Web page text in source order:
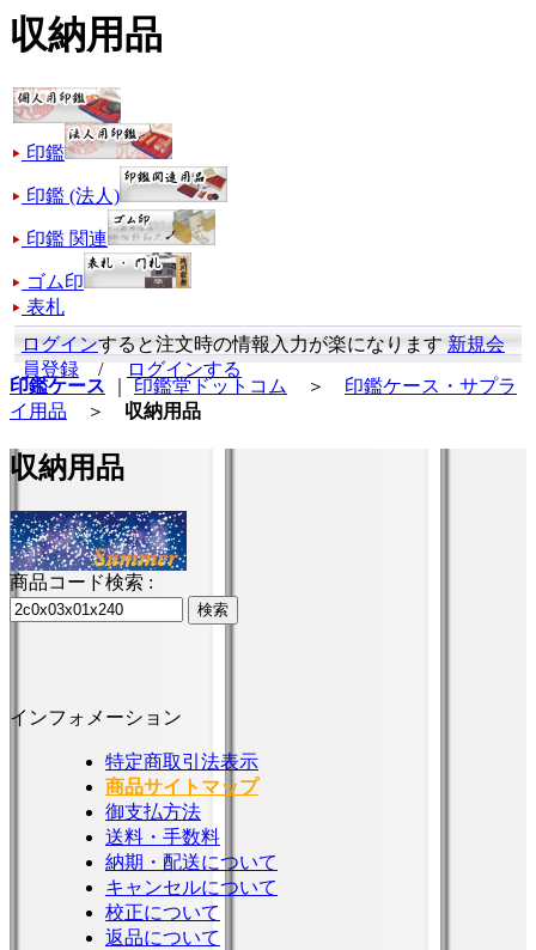
収納用品
印鑑
印鑑 (法人)
印鑑 関連
ゴム印
表札
ログインすると注文時の情報入力が楽になります新規会
員登録 /
ログインする
印鑑ケース
印鑑堂ドットコム ＞ 印鑑ケース・サプラ
イ用品 ＞ 収納用品
収納用品
商品コード検索 :
インフォメーション
特定商取引法表示
商品サイトマップ
御支払方法
送料・手数料
納期・配送について
キャンセルについて
校正について
返品について